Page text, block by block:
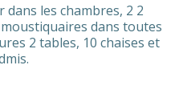
les chambres, 2 2
dans toutes
2 tables, 10 chaises et